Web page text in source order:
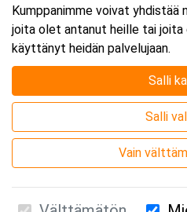
Kumppanimme voivat yhdistää
joita olet antanut heille tai joita
käyttänyt heidän palvelujaan.
Salli
Salli
Vain